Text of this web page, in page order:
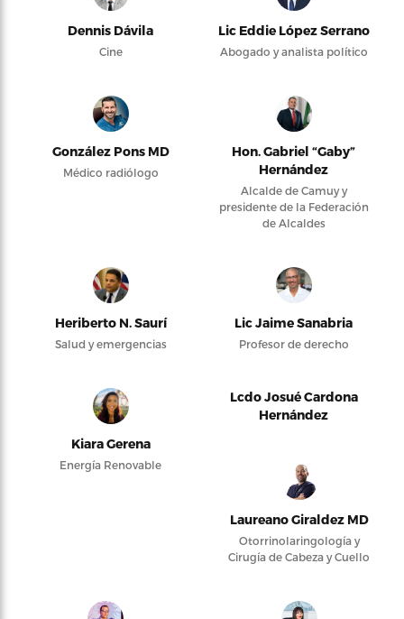
Dennis Dávila
Cine
Lic Eddie López Serrano
Abogado y analista político
González Pons MD
Médico radiólogo
Hon. Gabriel “Gaby”
Hernández
Alcalde de Camuy y
presidente de la Federación
de Alcaldes
Heriberto N. Saurí
Salud y emergencias
Lic Jaime Sanabria
Profesor de derecho
Kiara Gerena
Energía Renovable
Lcdo Josué Cardona
Hernández
Laureano Giraldez MD
Otorrinolaringología y
Cirugía de Cabeza y Cuello